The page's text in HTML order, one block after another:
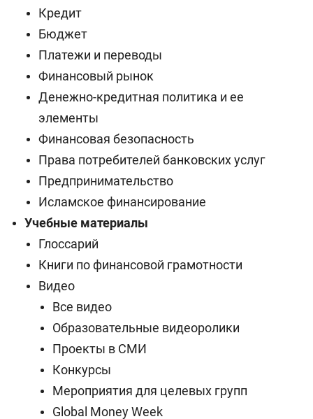
Кредит
Бюджет
Платежи и переводы
Финансовый рынок
Денежно-кредитная политика и ее
элементы
Финансовая безопасность
Права потребителей банковских услуг
Предпринимательство
Исламское финансирование
Учебные материалы
Глоссарий
Книги по финансовой грамотности
Видео
Все видео
Образовательные видеоролики
Проекты в СМИ
Конкурсы
Мероприятия для целевых групп
Global Money Week